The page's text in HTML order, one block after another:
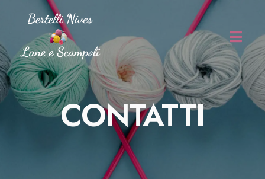
CONTATTI